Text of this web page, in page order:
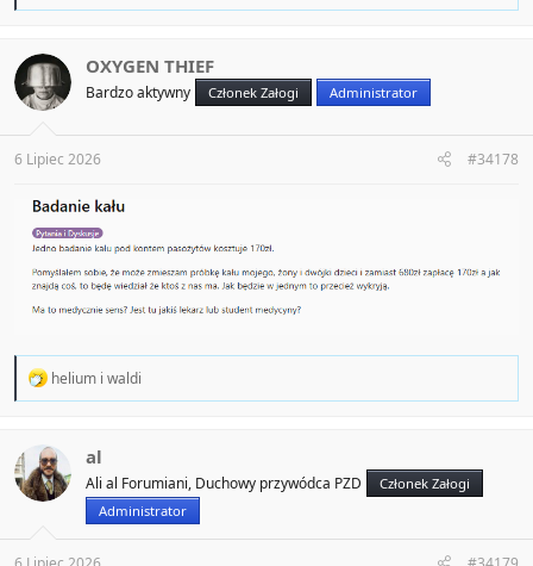
t
i
o
s
:
OXYGEN THIEF
Bardzo aktywny Członek Załogi Administrator
6 Lipiec 2026 #34178
R
t
i
o
helium i waldi
al
Ali al Forumiani, Duchowy przywódca PZD
Członek Załogi
Administrator